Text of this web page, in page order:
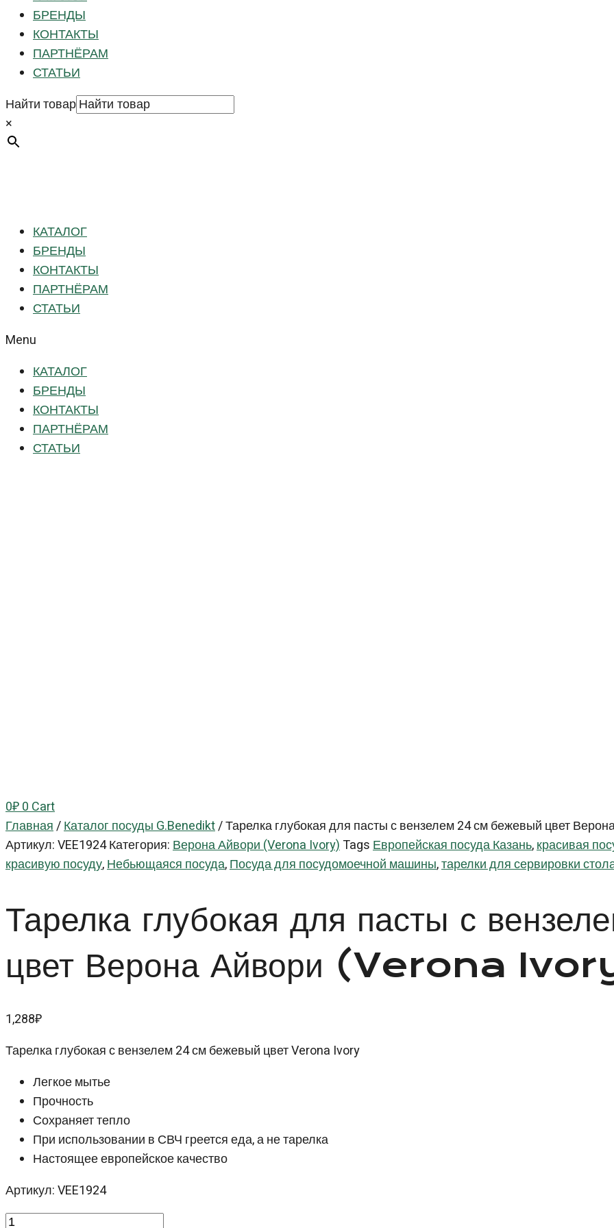
БРЕНДЫ
КОНТАКТЫ
ПАРТНЁРАМ
СТАТЬИ
Найти товар
×
КАТАЛОГ
БРЕНДЫ
КОНТАКТЫ
ПАРТНЁРАМ
СТАТЬИ
Menu
КАТАЛОГ
БРЕНДЫ
КОНТАКТЫ
ПАРТНЁРАМ
СТАТЬИ
0₽0Cart
Главная/Каталог посуды G.Benedikt/Тарелка глубокая для пасты с вензелем 24 см бежевый цвет
Артикул:VEE1924Категория:Верона Айвори (Verona Ivory)TagsЕвропейская посуда Казань,красивая
красивую посуду,Небьющаяся посуда,Посуда для посудомоечной машины,тарелки для сервировки
Тарелка глубокая для пасты с
цвет Верона Айвори (Verona
1,288₽
Тарелка глубокая с вензелем 24 см бежевый цвет Verona Ivory
Легкое мытье
Прочность
Сохраняет тепло
При использовании в СВЧ греется еда, а не тарелка
Настоящее европейское качество
Артикул: VEE1924
Количество